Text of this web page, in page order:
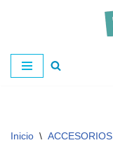
al
contenido
Inicio \ ACCESORIOS